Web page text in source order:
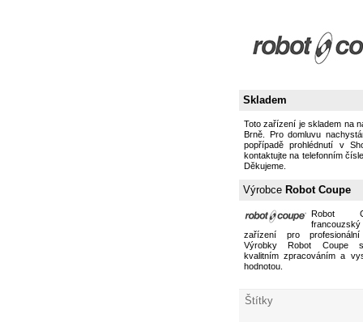
Skladem
Toto zařízení je skladem na
Brně. Pro domluvu
popřípadě prohlédnutí v
kontaktujte na telefonním
Děkujeme.
Výrobce Robot Coupe
Robot
zařízení pro profesionální
Výrobky Robot Coupe
kvalitním zpracováním a
hodnotou.
Štítky